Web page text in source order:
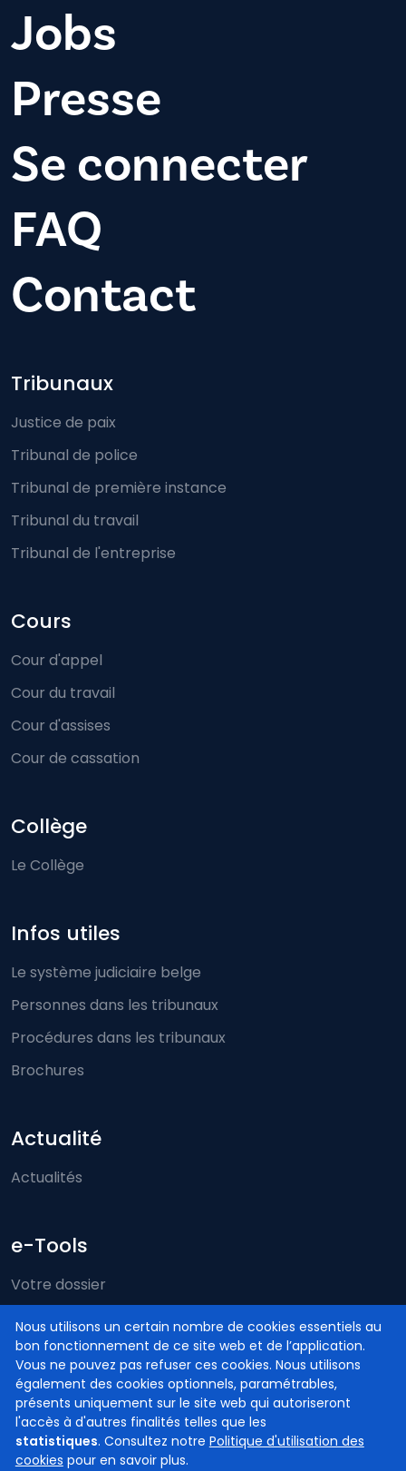
Nous utilisons un certain nombre de cookies essentiels au
bon fonctionnement de ce site web et de l’application.
Vous ne pouvez pas refuser ces cookies. Nous utilisons
également des cookies optionnels, paramétrables,
présents uniquement sur le site web qui autoriseront
l'accès à d'autres finalités telles que les
statistiques. Consultez notre Politique d'utilisation des
cookies pour en savoir plus.
Jobs
Presse
Se connecter
FAQ
Contact
Footer-menu
Tribunaux
Justice de paix
Tribunal de police
Tribunal de première instance
Tribunal du travail
Tribunal de l'entreprise
Cours
Cour d'appel
Cour du travail
Cour d'assises
Cour de cassation
Collège
Le Collège
Infos utiles
Le système judiciaire belge
Personnes dans les tribunaux
Procédures dans les tribunaux
Brochures
Actualité
Actualités
e-Tools
Votre dossier
Just-on-web
e-Deposit
Compétence territoriale